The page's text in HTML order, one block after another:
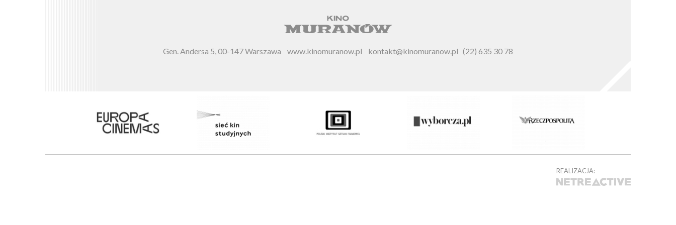
Gen. Andersa 5, 00-147 Warszawa www.kinomuranow.pl kontakt@kinomuranow.pl (22) 635 30 78
REALIZACJA: